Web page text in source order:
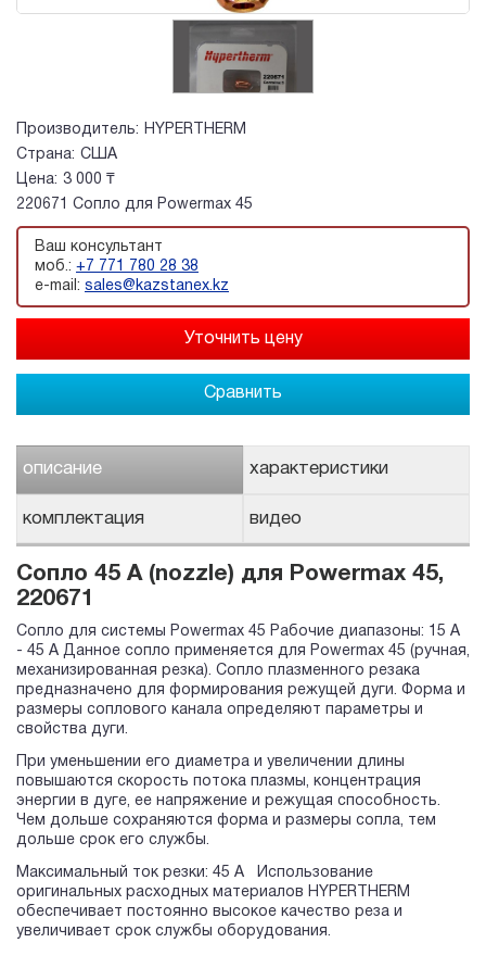
Производитель:
HYPERTHERM
Страна: США
Цена: 3 000 ₸
220671 Сопло для Powermax 45
Ваш консультант
моб.: +7 771 780 28 38
e-mail: sales@kazstanex.kz
Сравнить
описание характеристики
комплектация видео
Сопло 45 А (nozzle) для Powermax 45,
220671
Сопло для системы Powermax 45 Рабочие диапазоны: 15 A
- 45 A Данное сопло применяется для Powermax 45 (ручная,
механизированная резка). Сопло плазменного резака
предназначено для формирования режущей дуги. Форма и
размеры соплового канала определяют параметры и
свойства дуги.
При уменьшении его диаметра и увеличении длины
повышаются скорость потока плазмы, концентрация
энергии в дуге, ее напряжение и режущая способность.
Чем дольше сохраняются форма и размеры сопла, тем
дольше срок его службы.
Максимальный ток резки: 45 А Использование
оригинальных расходных материалов HYPERTHERM
обеспечивает постоянно высокое качество реза и
увеличивает срок службы оборудования.